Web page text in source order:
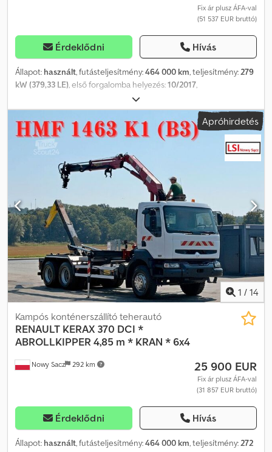
Fix ár plusz ÁFA-val
(51 537 EUR bruttó)
Érdeklődni Hívás
Állapot: használt, futásteljesítmény:464 000 km, teljesítmény: 279
kW (379,33 LE) , első forgalomba helyezés:10/2017
, össztömeg:
3 tengely, fékek:retarder, szín:fehér, hajtástípus:automata,
raktér hossza:
6 800 mm, rakodótér szélesség:2 550 mm,
raktérmagasság:600 mm, Gyártási év: 2017, Felszereltség:ABS,
daru, légkondicionálás
, Renault T 380 Plató: 6,80 m + DARU +
TÁVIRÁNYÍTÓ BALESETMENTES JÓ ÁLLAPOTBAN! • GYÁRTÁSI ÉV:
2017 • FUTÁSTELJESÍTMÉNY: 464 000 km FELSZERELTSÉG: • ABS •
KÖZPONTI ZÁR • ELEKTROMOS ABLAKOK • ELEKTROMOS TÜKRÖK
• SZERVOKORMÁNY • TACHOGRAPH PLATÓ MÉRETEI: 680 x 255 x
60 cm (H x SZ x M) RAKTERHELÉS: 13 600 kg TELJES TÖMEG: 26
000 kg Csdpfx Aezr Dhaoh Derf TENGELYTÁV: 495/133 cm GUMI
MÉRET: 315/70R22,5 ELSŐ: RUGÓS HÁTSÓ: LÉGRUGÓS DARU: FASSI
F120B.2.22 + TÁVIRÁNYÍTÓ TEL: KUBA - lengyel, angol, német, olasz
SEBASTIAN - lengyel, német, olasz, ? LASZLO - magyar COSTEL -
román (románul minden exportügyi ügyintézést elvégzünk,
beleértve a szükséges dokumentumokat is) RADEK - ? : 1741
Apróhirdetés
1 / 14
Nowy Sacz 292 km
Kampós konténerszállító teherautó
RENAULT KERAX 370 DCI *
ABROLLKIPPER 4,85 m * KRAN * 6x4
25 900 EUR
Fix ár plusz ÁFA-val
(31 857 EUR bruttó)
Érdeklődni Hívás
Állapot: használt, futásteljesítmény:464 000 km, teljesítmény:272